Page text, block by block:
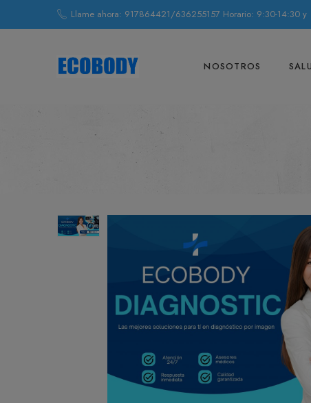
Llame ahora: 917864421/636255157 Horario: 9:30-14:30
NOSOTROS